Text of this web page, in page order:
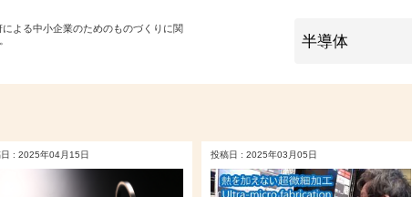
よる中小企業のためのものづくりに関
: 2025年04月15日 投稿日 : 2025年03月05日